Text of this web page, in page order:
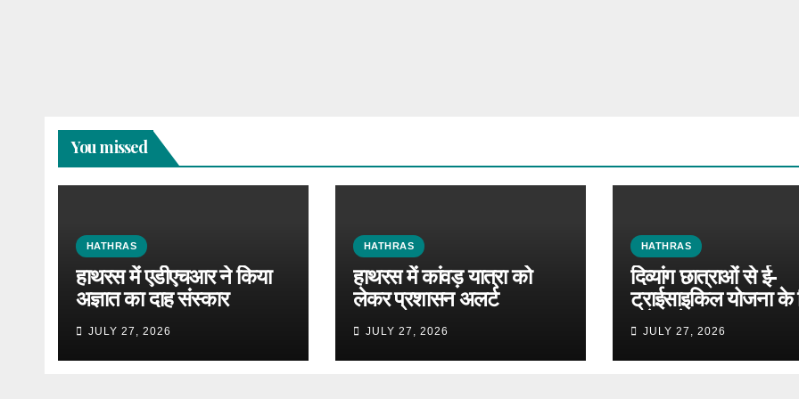
You missed
HATHRAS
हाथरस में एडीएचआर ने किया
अज्ञात का दाह संस्कार
JULY 27, 2026
HATHRAS
हाथरस में कांवड़ यात्रा को
लेकर प्रशासन अलर्ट
JULY 27, 2026
HATHRAS
दिव्यांग छात्राओं से ई-
ट्राईसाइकिल योजना के
मांगे आवेदन
JULY 27, 2026